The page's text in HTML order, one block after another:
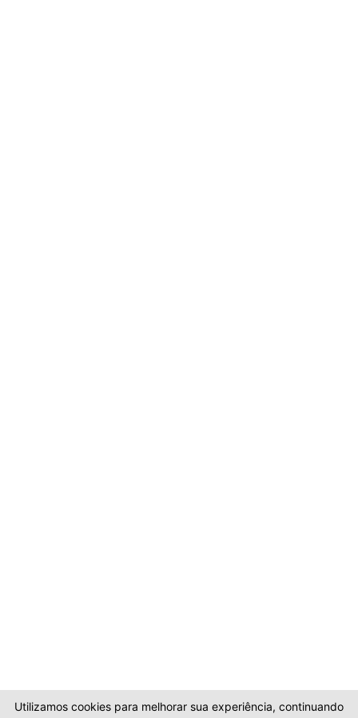
Utilizamos cookies para melhorar sua experiência, continuando